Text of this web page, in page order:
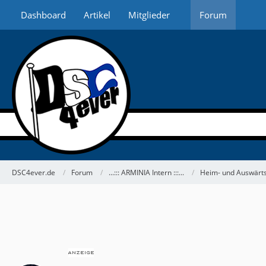
Dashboard Artikel Mitglieder Forum
DSC4ever.de Forum ...::: ARMINIA Intern :::... Heim- und